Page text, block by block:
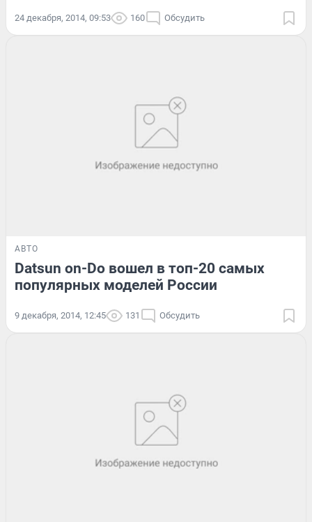
24 декабря, 2014, 09:53 160 Обсудить
АВТО
Datsun on-Do вошел в топ-20 самых
популярных моделей России
9 декабря, 2014, 12:45 131 Обсудить